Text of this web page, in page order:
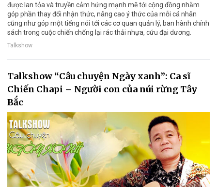
được lan tỏa và truyền cảm hứng mạnh mẽ tới cộng đồng nhằm
góp phần thay đổi nhận thức, nâng cao ý thức của mỗi cá nhân
cũng như góp một tiếng nói tới các cơ quan quản lý, ban hành chính
sách trong cuộc chiến chống lại rác thải nhựa, cứu đại dương.
Talkshow
Talkshow “Câu chuyện Ngày xanh”: Ca sĩ
Chiến Chapi – Người con của núi rừng Tây
Bắc